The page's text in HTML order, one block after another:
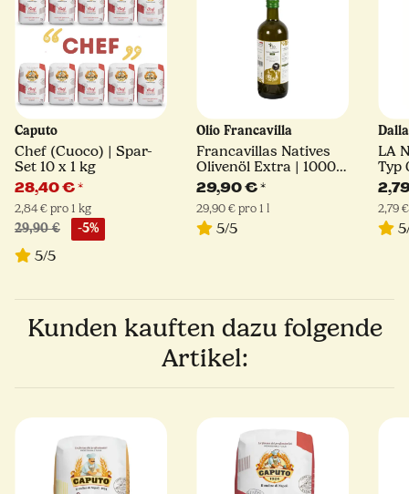
Caputo
Chef (Cuoco) | Spar-
Set 10 x 1 kg
28,40 €*
2,84 € pro 1 kg
29,90 € -5%
5/5
Olio Francavilla
Francavillas Natives
Olivenöl Extra | 1000
ml
29,90 €*
29,90 € pro 1 l
5/5
LA
Typ
2,79
Kunden kauften dazu folgende
Artikel: